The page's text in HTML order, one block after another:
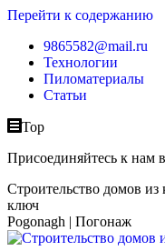
Перейти к содержанию
9865582@mail.ru
Технологии
Пиломатериалы
Статьи
Top
Присоединяйтесь к нам
Строительство домов из
ключ
Pogonagh | Погонаж